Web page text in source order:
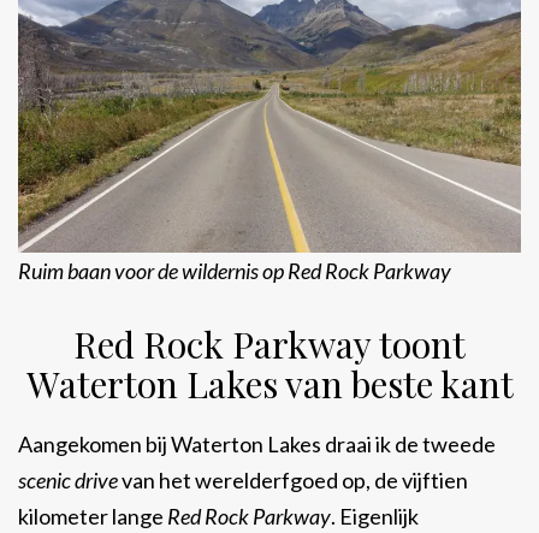
Ruim baan voor de wildernis op Red Rock Parkway
Red Rock Parkway toont
Waterton Lakes van beste kant
Aangekomen bij Waterton Lakes draai ik de tweede
scenic drivevan het werelderfgoed op, de vijftien
kilometer lange Red Rock Parkway. Eigenlijk